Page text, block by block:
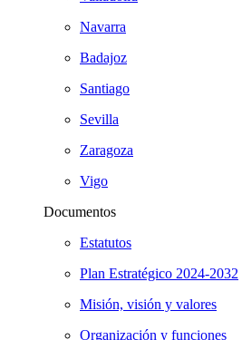
Navarra
Badajoz
Santiago
Sevilla
Zaragoza
Vigo
Documentos
Estatutos
Plan Estratégico 2024-2032
Misión, visión y valores
Organización y funciones